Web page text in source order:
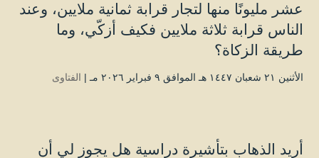
عشر مليونًا منها لتجار قرابة ثمانية ملايين، وعند
الناس قرابة ثلاثة ملايين فكيف أزكّي، وما
طريقة الزكاة؟
الأثنين ۲۱ شعبان ۱٤٤۷ هـ الموافق ۹ فبراير ۲۰۲٦ مـ | الفتاوى
أريد الذهاب بتأشيرة دراسية هل يجوز لي أن